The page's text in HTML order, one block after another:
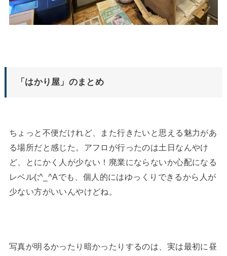
「はかり屋」のまとめ
ちょっと不便だけれど、また行きたいと思える魅力があ
る場所だと感じた。アフロが行ったのは土日なんやけ
ど、とにかく人が少ない！廃業にならないか心配になる
レベル(;^_^Aでも、個人的にはゆっくりできるから人が
少ない方がいいんやけどね。
写真が明るかったり暗かったりするのは、実は最初に昼